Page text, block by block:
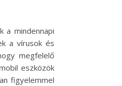
a mindennapi
a vírusok és
megfelelő
eszközök
figyelemmel